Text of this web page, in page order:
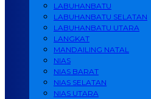
LABUHANBATU
LABUHANBATU SELATAN
LABUHANBATU UTARA
LANGKAT
MANDAILING NATAL
NIAS
NIAS BARAT
NIAS SELATAN
NIAS UTARA